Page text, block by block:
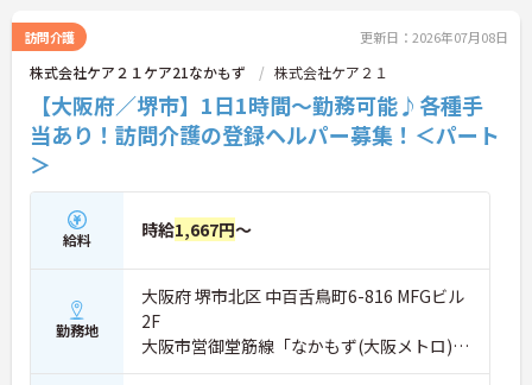
訪問介護 更新日：2026年07月08日
株式会社ケア２１ケア21なかもず 株式会社ケア２１
【大阪府／堺市】1日1時間～勤務可能♪各種手
当あり！訪問介護の登録ヘルパー募集！＜パート
＞
給料 時給1,667円～
勤務地
大阪府 堺市北区 中百舌鳥町6-816 MFGビル
2F
大阪市営御堂筋線「なかもず(大阪メトロ)
駅」徒歩4分